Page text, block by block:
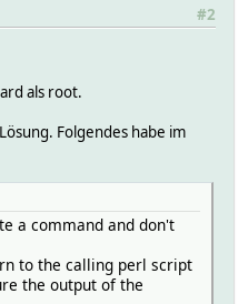
#2
als root.
Folgendes habe im
a command and don't
to the calling perl script
the output of the